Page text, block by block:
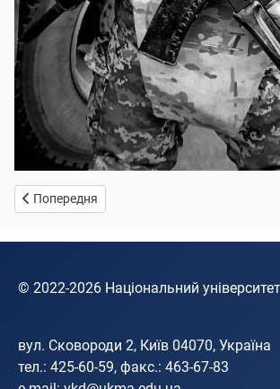
Попередня стаття: Павло Причепа
Попередня
© 2022-2026 Національний
вул. Сковороди 2, Київ 04070, Україна
тел.: 425-60-59, факс.: 463-67-83